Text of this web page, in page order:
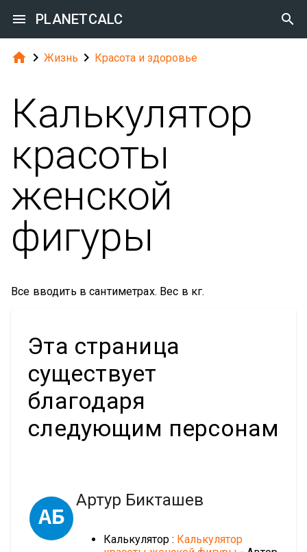
 PLANETCALC 
  Жизнь  Красота и здоровье
Калькулятор
красоты
женской
фигуры
Все вводить в сантиметрах. Вес в кг.
Эта страница
существует
благодаря
следующим персонам
АБ
Артур Бикташев
Калькулятор : Калькулятор